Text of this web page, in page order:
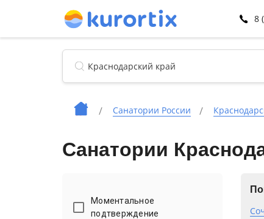
8
Санатории России
Санатории
Моментальное
подтверждение